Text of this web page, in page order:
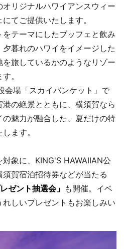
リジナルハワイアンスウィー
てご提供いたします。
テーマにしたブッフェと飲み
暮れのハワイをイメージした
旅しているかのようなリゾー
。
会場「スカイバンケット」で
の絶景とともに、横須賀なら
魅力が融合した、夏だけの特
ます。
象に、KING'S HAWAIIAN公
賀宿泊招待券などが当たる
ゼント抽選会」 も開催。イベ
しいプレゼントもお楽しみい